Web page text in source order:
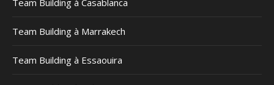
Team Building à Marrakech
Team Building à Essaouira